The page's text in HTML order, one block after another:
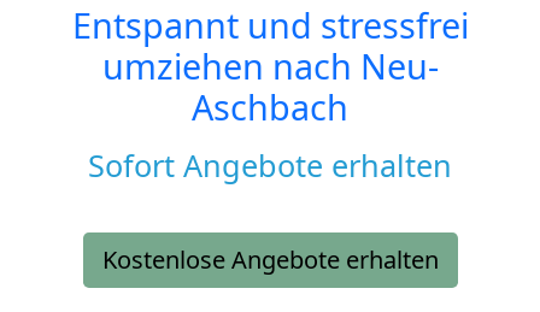
Entspannt und stressfrei
umziehen nach Neu-
Aschbach
Sofort Angebote erhalten
Kostenlose Angebote erhalten